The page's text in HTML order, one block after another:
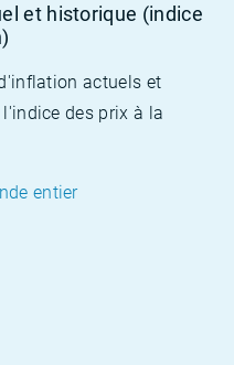
et historique (indice
actuels et
des prix à la
entier